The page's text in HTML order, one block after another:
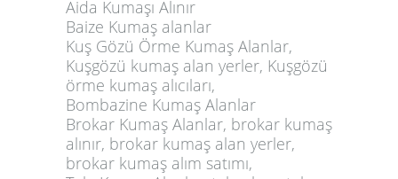
Aida Kumaşı Alınır
Baize Kumaş alanlar
Kuş Gözü Örme Kumaş Alanlar,
Kuşgözü kumaş alan yerler, Kuşgözü
örme kumaş alıcıları,
Bombazine Kumaş Alanlar
Brokar Kumaş Alanlar, brokar kumaş
alınır, brokar kumaş alan yerler,
brokar kumaş alım satımı,